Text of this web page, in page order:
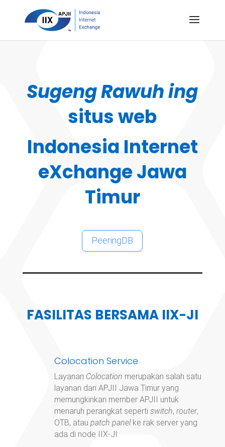
Sugeng Rawuh ing
situs web
Indonesia Internet
eXchange Jawa
Timur
PeeringDB
FASILITAS BERSAMA IIX-JI
Colocation Service
Layanan Colocation merupakan salah satu
layanan dari APJII Jawa Timur yang
memungkinkan member APJII untuk
menaruh perangkat seperti switch, router,
OTB, atau patch panelke rak server yang
ada di node IIX-JI.